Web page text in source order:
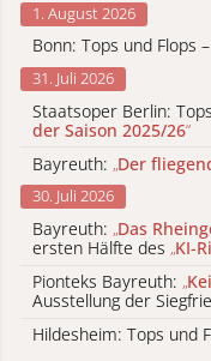
1. August 2026
Bonn: Tops und Flops –
31. Juli 2026
Staatsoper Berlin:
der Saison 2025/26“
Bayreuth: „Der
30. Juli 2026
Bayreuth: „Das
ersten Hälfte des „KI-
Pionteks Bayreuth: „
Ausstellung der
Hildesheim: Tops und